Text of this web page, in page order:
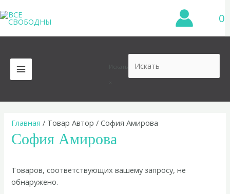
к
содержимому
0
MAIN
MENU
Главная / Товар Автор / София Амирова
София Амирова
Товаров, соответствующих вашему запросу, не
обнаружено.